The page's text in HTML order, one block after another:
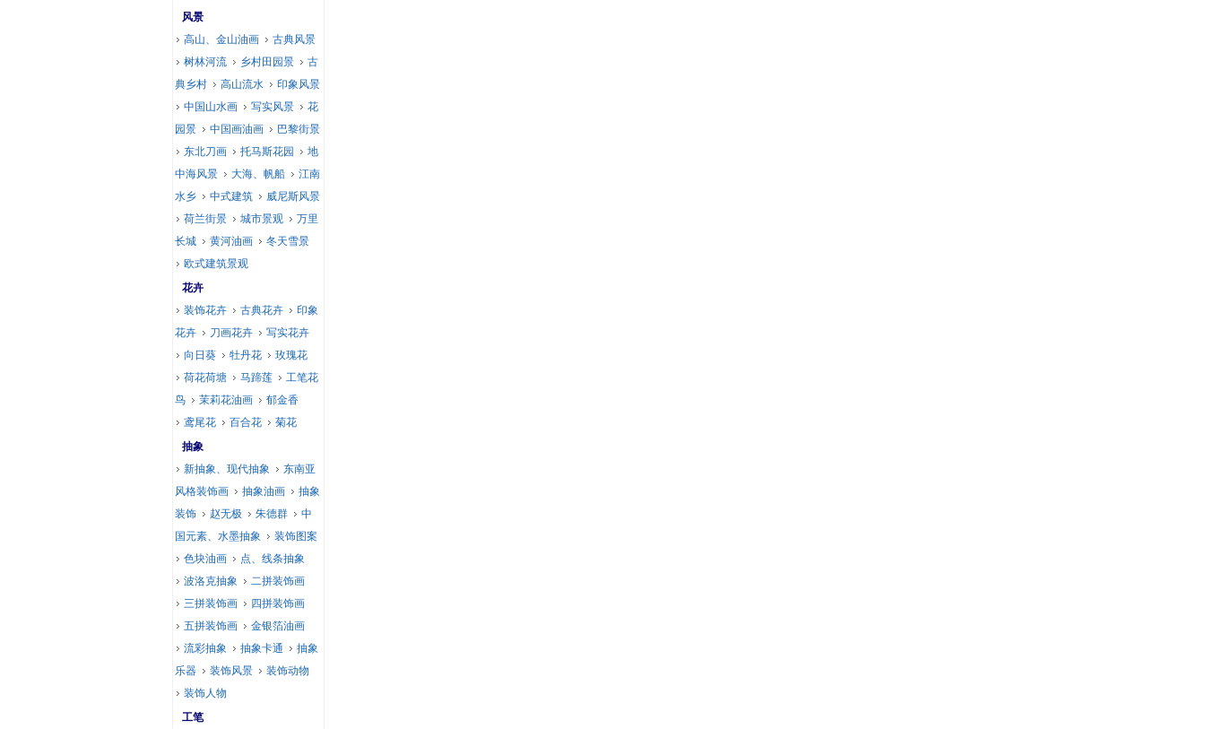
风景
高山、金山油画
古典风景
树林河流
乡村田园景
古
典乡村
高山流水
印象风景
中国山水画
写实风景
花
园景
中国画油画
巴黎街景
东北刀画
托马斯花园
地
中海风景
大海、帆船
江南
水乡
中式建筑
威尼斯风景
荷兰街景
城市景观
万里
长城
黄河油画
冬天雪景
欧式建筑景观
花卉
装饰花卉
古典花卉
印象
花卉
刀画花卉
写实花卉
向日葵
牡丹花
玫瑰花
荷花荷塘
马蹄莲
工笔花
鸟
茉莉花油画
郁金香
鸢尾花
百合花
菊花
抽象
新抽象、现代抽象
东南亚
风格装饰画
抽象油画
抽象
装饰
赵无极 朱德群
中
国元素、水墨抽象
装饰图案
色块油画
点、线条抽象
波洛克抽象
二拼装饰画
三拼装饰画
四拼装饰画
五拼装饰画
金银箔油画
流彩抽象
抽象卡通
抽象
乐器
装饰风景
装饰动物
装饰人物
工笔